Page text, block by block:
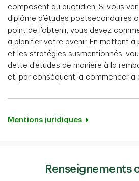
composent au quotidien. Si vous
diplôme d’études postsecondaires
point de l’obtenir, vous devez
à planifier votre avenir. En mettant à
et les stratégies susmentionnés,
dette d’études de manière à la
et, par conséquent, à commencer à
Mentions juridiques
Renseignements